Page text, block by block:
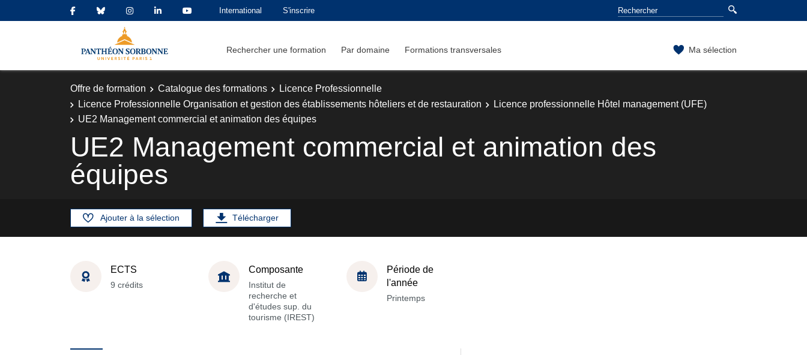
International S'inscrire
Rechercher une formation Par domaine Formations transversales Ma sélection
Offre de formation Catalogue des formations
Licence Professionnelle
Licence Professionnelle Organisation et gestion des établissements hôteliers et de restauration
Licence professionnelle Hôtel management (UFE)
UE2 Management commercial et animation des équipes
UE2 Management commercial et animation des
équipes
Ajouter à la sélection Télécharger
ECTS
9 crédits
Composante
Institut de
recherche et
d'études sup. du
tourisme (IREST)
Période de
l'année
Printemps